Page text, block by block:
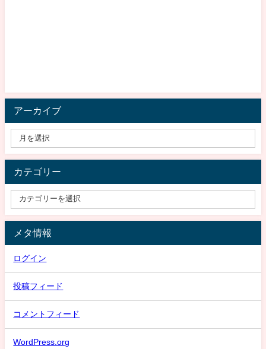
アーカイブ
カテゴリー
メタ情報
ログイン
投稿フィード
コメントフィード
WordPress.org